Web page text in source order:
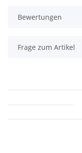
Bewertungen
Frage zum Artikel